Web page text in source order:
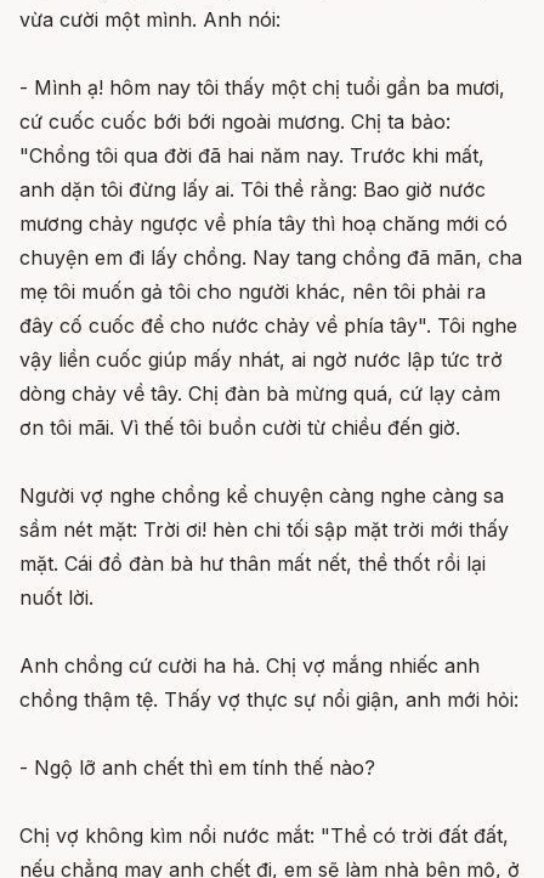
vừa cười một mình. Anh nói:
- Mình ạ! hôm nay tôi thấy một chị tuổi gần ba mươi,
cứ cuốc cuốc bới bới ngoài mương. Chị ta bảo:
"Chồng tôi qua đời đã hai năm nay. Trước khi mất,
anh dặn tôi đừng lấy ai. Tôi thề rằng: Bao giờ nước
mương chảy ngược về phía tây thì hoạ chăng mới có
chuyện em đi lấy chồng. Nay tang chồng đã mãn, cha
mẹ tôi muốn gả tôi cho người khác, nên tôi phải ra
đây cố cuốc để cho nước chảy về phía tây". Tôi nghe
vậy liền cuốc giúp mấy nhát, ai ngờ nước lập tức trở
dòng chảy về tây. Chị đàn bà mừng quá, cứ lạy cảm
ơn tôi mãi. Vì thế tôi buồn cười từ chiều đến giờ.
Người vợ nghe chồng kể chuyện càng nghe càng sa
sầm nét mặt: Trời ơi! hèn chi tối sập mặt trời mới thấy
mặt. Cái đồ đàn bà hư thân mất nết, thề thốt rồi lại
nuốt lời.
Anh chồng cứ cười ha hả. Chị vợ mắng nhiếc anh
chồng thậm tệ. Thấy vợ thực sự nổi giận, anh mới hỏi:
- Ngộ lỡ anh chết thì em tính thế nào?
Chị vợ không kìm nổi nước mắt: "Thề có trời đất đất,
nếu chẳng may anh chết đi, em sẽ làm nhà bên mộ, ở